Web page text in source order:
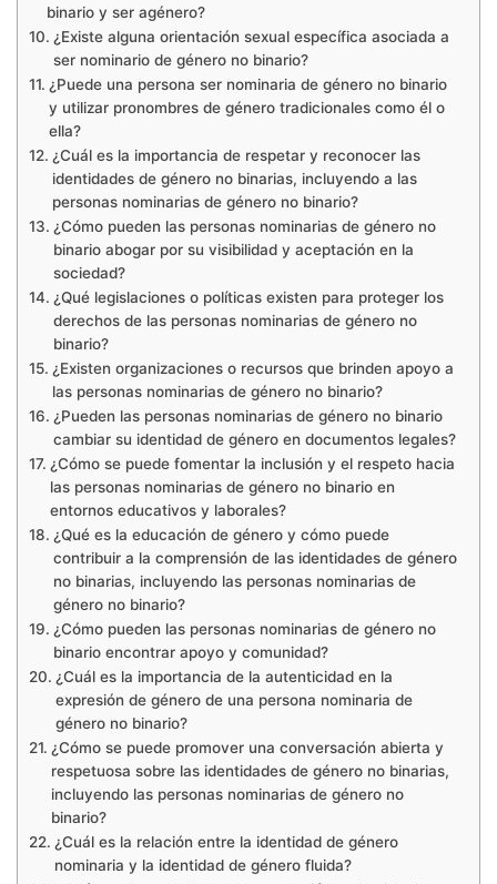
binario y ser agénero?
¿Existe alguna orientación sexual específica asociada a
ser nominario de género no binario?
¿Puede una persona ser nominaria de género no binario
y utilizar pronombres de género tradicionales como él o
ella?
¿Cuál es la importancia de respetar y reconocer las
identidades de género no binarias, incluyendo a las
personas nominarias de género no binario?
¿Cómo pueden las personas nominarias de género no
binario abogar por su visibilidad y aceptación en la
sociedad?
¿Qué legislaciones o políticas existen para proteger los
derechos de las personas nominarias de género no
binario?
¿Existen organizaciones o recursos que brinden apoyo a
las personas nominarias de género no binario?
¿Pueden las personas nominarias de género no binario
cambiar su identidad de género en documentos legales?
¿Cómo se puede fomentar la inclusión y el respeto hacia
las personas nominarias de género no binario en
entornos educativos y laborales?
¿Qué es la educación de género y cómo puede
contribuir a la comprensión de las identidades de género
no binarias, incluyendo las personas nominarias de
género no binario?
¿Cómo pueden las personas nominarias de género no
binario encontrar apoyo y comunidad?
¿Cuál es la importancia de la autenticidad en la
expresión de género de una persona nominaria de
género no binario?
¿Cómo se puede promover una conversación abierta y
respetuosa sobre las identidades de género no binarias,
incluyendo las personas nominarias de género no
binario?
¿Cuál es la relación entre la identidad de género
nominaria y la identidad de género fluida?